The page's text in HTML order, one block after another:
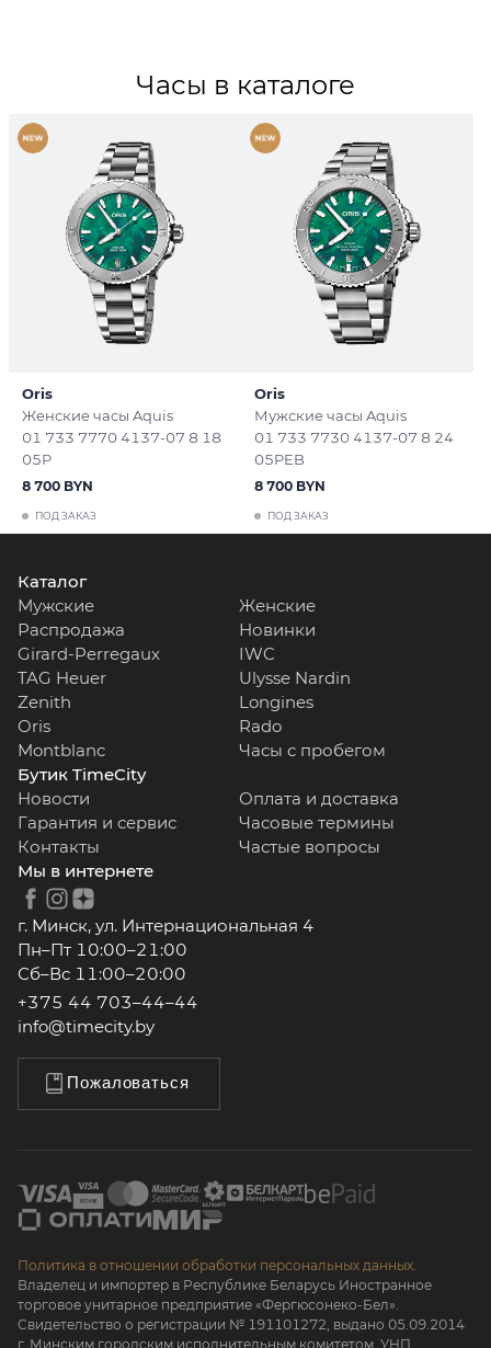
Часы в каталоге
Oris
Женские часы Aquis
01 733 7770 4137-07 8 18
05P
ПОД ЗАКАЗ
8 700 BYN
Oris
Мужские часы Aquis
01 733 7730 4137-07 8 24
05PEB
ПОД ЗАКАЗ
8 700 BYN
Каталог
Мужские
Женские
Распродажа
Новинки
Girard-Perregaux
IWC
TAG Heuer
Ulysse Nardin
Zenith
Longines
Oris
Rado
Montblanc
Часы с пробегом
Бутик TimeCity
Новости
Оплата и доставка
Гарантия и сервис
Часовые термины
Контакты
Частые вопросы
Мы в интернете
г. Минск, ул. Интернациональная 4
Пн–Пт 10:00–21:00
Сб–Вс 11:00–20:00
+375 44 703–44–44
info@timecity.by
Пожаловаться
Политика в отношении обработки персональных данных.
Владелец и импортер в Республике Беларусь Иностранное
торговое унитарное предприятие «Фергюсонеко-Бел».
Свидетельство о регистрации № 191101272, выдано 05.09.2014
г. Минским городским исполнительным комитетом. УНП